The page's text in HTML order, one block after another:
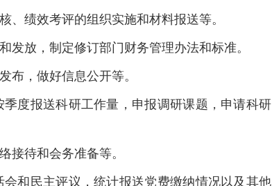
、绩效考评的组织实施和材料报送等。
发放，制定修订部门财务管理办法和标准。
布，做好信息公开等。
度报送科研工作量，申报调研课题，申请科研
接待和会务准备等。
和民主评议，统计报送党费缴纳情况以及其他